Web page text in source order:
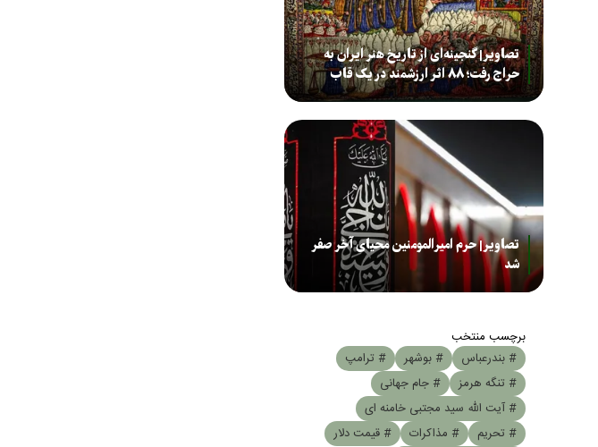
تصاویر| گنجینه‌ای از تاریخ هنر ایران به
حراج رفت؛ ۸۸ اثر ارزشمند در یک قاب
تصاویر| حرم امیرالمومنین محیای آخر صفر
شد
برچسب منتخب
# بندرعباس
# بوشهر
# ترامپ
# تنگه هرمز
# جام جهانی
# آیت الله سید مجتبی خامنه ای
# تحریم
# مذاکرات # قیمت دلار